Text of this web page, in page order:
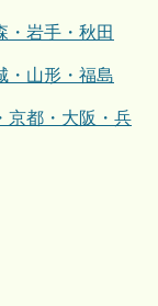
岩手・秋田
山形・福島
都・大阪・兵